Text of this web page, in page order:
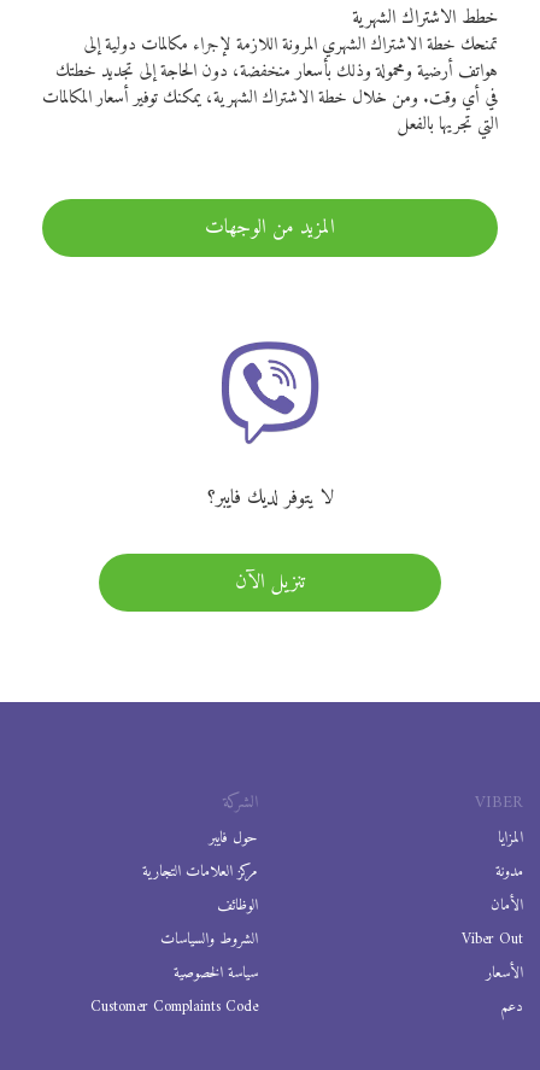
خطط الاشتراك الشهرية
تمنحك خطة الاشتراك الشهري المرونة اللازمة لإجراء مكالمات دولية إلى
هواتف أرضية ومحمولة وذلك بأسعار منخفضة، دون الحاجة إلى تجديد خطتك
في أي وقت. ومن خلال خطة الاشتراك الشهرية، يمكنك توفير أسعار المكالمات
التي تجريها بالفعل
المزيد من الوجهات
لا يتوفر لديك فايبر؟
تنزيل الآن
VIBER
المزايا
مدونة
الأمان
Viber Out
الأسعار
دعم
الشركة
حول فايبر
مركز العلامات التجارية
الوظائف
الشروط والسياسات
سياسة الخصوصية
Customer Complaints Code